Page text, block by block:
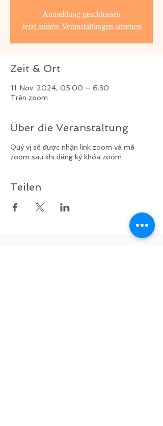
Anmeldung geschlossen
Jetzt andere Veranstaltungen ansehen
Zeit & Ort
11. Nov. 2024, 05:00 – 6:30
Trên zoom
Über die Veranstaltung
Quý vị sẽ được nhận link zoom và mã
zoom sau khi đăng ký khóa zoom.
Teilen